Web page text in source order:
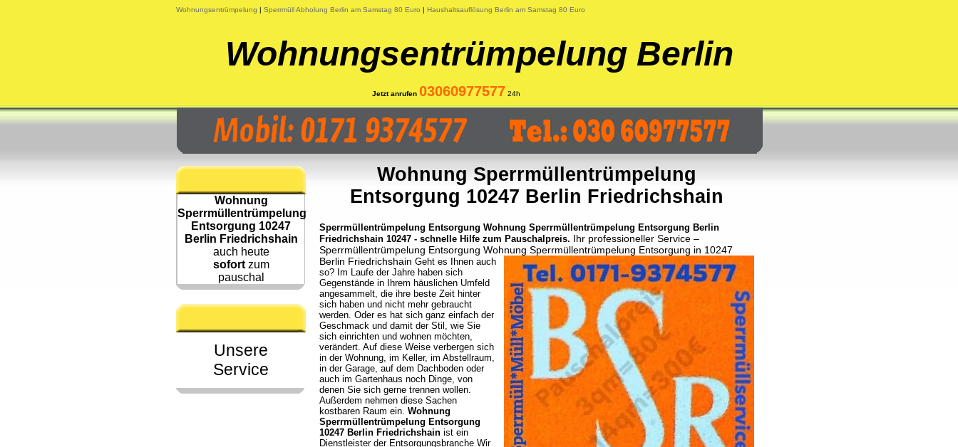
Wohnungsentrümpelung | Sperrmüll Abholung Berlin am Samstag 80 Euro | Haushaltsauflösung Berlin am Samstag 80 Euro
Wohnungsentrümpelung Berlin
Jetzt anrufen 03060977577 24h
Wohnung
Sperrmüllentrümpelung
Entsorgung 10247
Berlin Friedrichshain
auch heute
sofortzum
pauschal
Unsere
Service
Wohnung Sperrmüllentrümpelung
Entsorgung 10247 Berlin Friedrichshain
Sperrmüllentrümpelung Entsorgung Wohnung Sperrmüllentrümpelung Entsorgung Berlin
Friedrichshain 10247 - schnelle Hilfe zum Pauschalpreis. Ihr professioneller Service –
Sperrmüllentrümpelung Entsorgung Wohnung Sperrmüllentrümpelung Entsorgung in 10247
Berlin Friedrichshain Geht es Ihnen auch
so? Im Laufe der Jahre haben sich
Gegenstände in Ihrem häuslichen Umfeld
angesammelt, die ihre beste Zeit hinter
sich haben und nicht mehr gebraucht
werden. Oder es hat sich ganz einfach der
Geschmack und damit der Stil, wie Sie
sich einrichten und wohnen möchten,
verändert. Auf diese Weise verbergen sich
in der Wohnung, im Keller, im Abstellraum,
in der Garage, auf dem Dachboden oder
auch im Gartenhaus noch Dinge, von
denen Sie sich gerne trennen wollen.
Außerdem nehmen diese Sachen
kostbaren Raum ein. Wohnung
Sperrmüllentrümpelung Entsorgung
10247 Berlin Friedrichshain ist ein
Dienstleister der Entsorgungsbranche Wir